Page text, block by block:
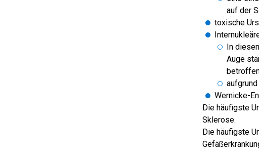
auf der
toxische
In
Auge
Wernicke-
Die häufigste
Sklerose.
Die häufigste